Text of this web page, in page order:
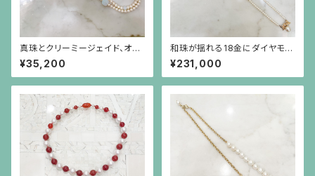
真珠とクリーミージェイド、オパ
ールガラスのロングネックレス
¥35,200
和珠が揺れる18金にダイヤモン
ドのリボンを小さなパールで繋
いだネックレス
¥231,000